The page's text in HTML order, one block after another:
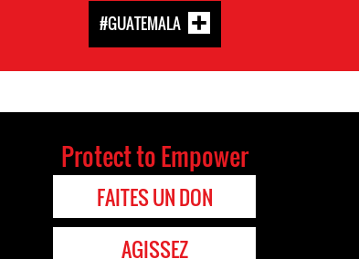
#GUATEMALA
Protect to Empower
FAITES UN DON
AGISSEZ